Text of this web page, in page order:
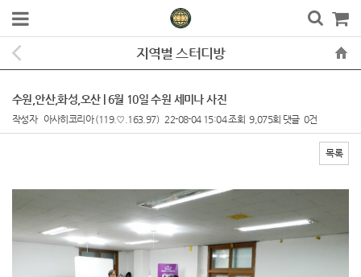
지역별 스터디방
수원,안산,화성,오산 | 6월 10일 수원 세미나 사진
작성자 아사히코리아(119.♡.163.97) 22-08-04 15:04조회 9,075회 댓글 0건
목록
본문